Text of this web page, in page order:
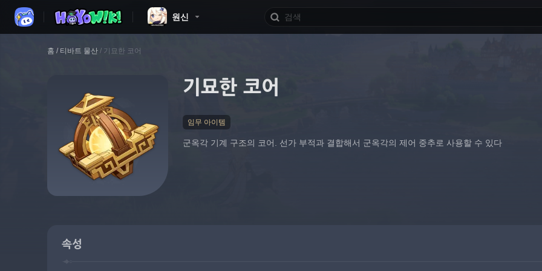
원신
홈 / 티바트 물산 / 기묘한 코어
기묘한 코어
임무 아이템
군옥각 기계 구조의 코어. 선가 부적과 결합해서 군옥각의 제어 중추로 사용할 수 있다
속성